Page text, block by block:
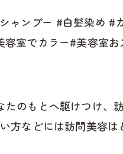
ンプー #白髪染め #
室でカラー#美容室
のもとへ駆けつけ、
方などには訪問美容